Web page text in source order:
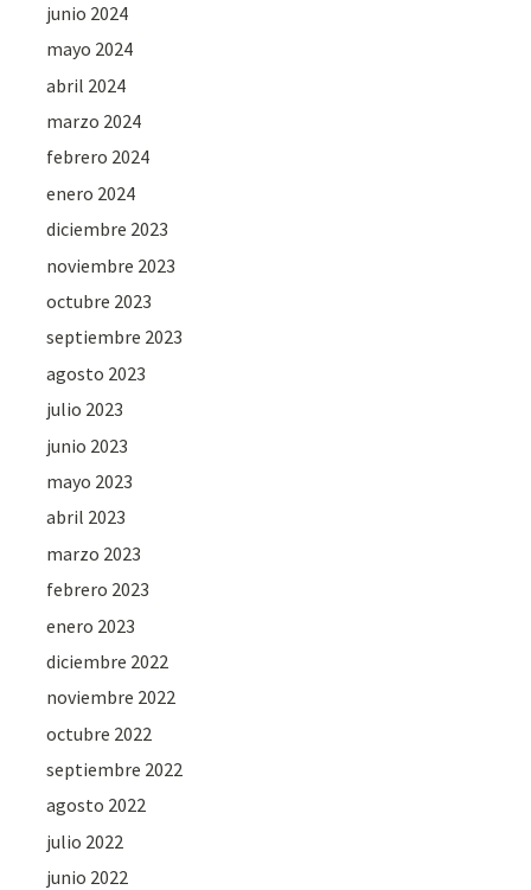
junio 2024
mayo 2024
abril 2024
marzo 2024
febrero 2024
enero 2024
diciembre 2023
noviembre 2023
octubre 2023
septiembre 2023
agosto 2023
julio 2023
junio 2023
mayo 2023
abril 2023
marzo 2023
febrero 2023
enero 2023
diciembre 2022
noviembre 2022
octubre 2022
septiembre 2022
agosto 2022
julio 2022
junio 2022